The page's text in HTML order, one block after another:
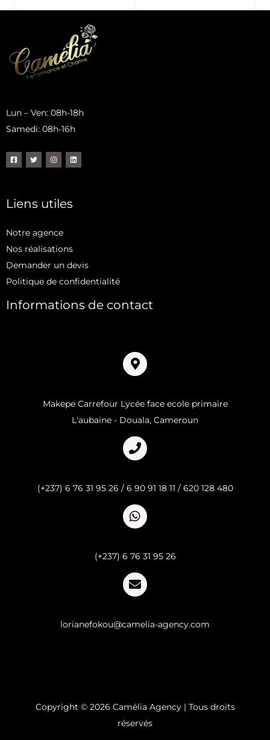
Lun – Ven: 08h-18h
Samedi: 08h-16h
Liens utiles
Notre agence
Nos réalisations
Demander un devis
Politique de confidentialité
Informations de contact
Makepe Carrefour Lycée face ecole primaire
L'aubaine - Douala, Cameroun
(+237) 6 76 31 95 26 / 6 90 91 18 11 / 620 128 480
(+237) 6 76 31 95 26
lorianefokou@camelia-agency.com
Copyright © 2026 Camélia Agency | Tous droits
réservés